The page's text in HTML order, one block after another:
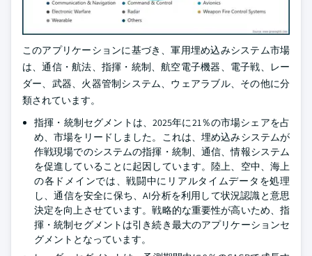
このアプリケーションに基づき、軍用埋め込みシステム市場
は、通信・航法、指揮・統制、航空電子機器、電子戦、レー
ダー、武器、火器管制システム、ウェアラブル、その他に分
類されています。
指揮・統制セグメントは、2025年に21％の市場シェアを占
め、市場をリードしました。これは、埋め込みシステムが
作戦現場でのシステムの指揮・統制、通信、情報システム
を促進していることに起因しています。陸上、空中、海上
の各ドメインでは、戦闘中にリアルタイムデータを処理
し、通信を安全に保ち、AI分析を利用して状況認識と意思
決定を向上させています。戦略的な重要性が高いため、指
揮・統制セグメントは引き続き最大のアプリケーションセ
グメントとなっています。